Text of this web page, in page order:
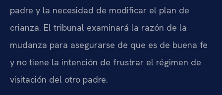
padre y la necesidad de modificar el plan de
crianza. El tribunal examinará la razón de la
mudanza para asegurarse de que es de buena fe
y no tiene la intención de frustrar el régimen de
visitación del otro padre.